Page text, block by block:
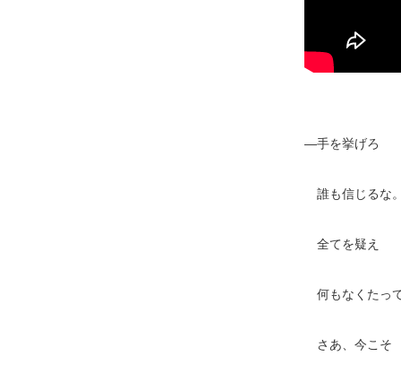
―手を挙げろ
誰も信じるな
全てを疑え
何もなくたっ
さあ、今こそ